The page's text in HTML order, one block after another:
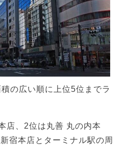
の広い順に上位5位までラ
、2位は丸善 丸の内本
宿本店とターミナル駅の周